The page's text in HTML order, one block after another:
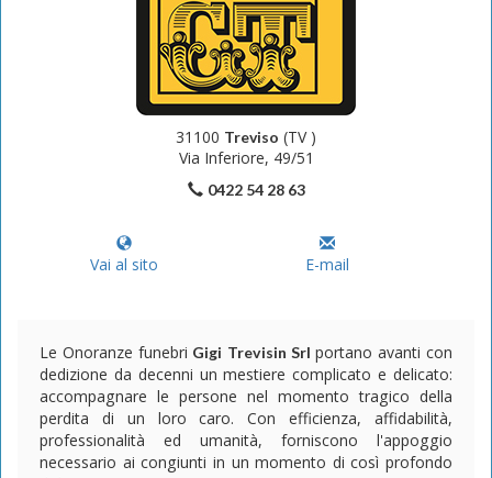
31100 Treviso (TV )
Via Inferiore, 49/51
0422 54 28 63
Vai al sito E-mail
Le Onoranze funebri Gigi Trevisin Srl portano avanti con
dedizione da decenni un mestiere complicato e delicato:
accompagnare le persone nel momento tragico della
perdita di un loro caro. Con efficienza, affidabilità,
professionalità ed umanità, forniscono l'appoggio
necessario ai congiunti in un momento di così profondo